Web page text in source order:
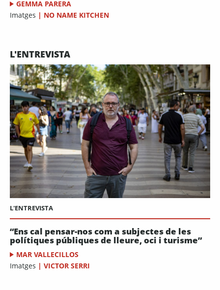
GEMMA PARERA
Imatges | NO NAME KITCHEN
L'ENTREVISTA
L'ENTREVISTA
“Ens cal pensar-nos com a subjectes de les
polítiques públiques de lleure, oci i turisme”
MAR VALLECILLOS
Imatges | VICTOR SERRI